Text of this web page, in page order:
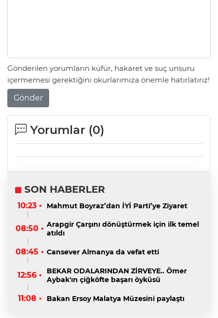
Gönderilen yorumların küfür, hakaret ve suç unsuru
içermemesi gerektiğini okurlarımıza önemle hatırlatırız!
Gönder
Yorumlar (0)
SON HABERLER
10:23 • Mahmut Boyraz’dan İYİ Parti’ye Ziyaret
08:50 • Arapgir Çarşını dönüştürmek için ilk temel
atıldı
08:45 • Cansever Almanya da vefat etti
12:56 •
BEKAR ODALARINDAN ZİRVEYE.. Ömer
Aybak'ın çiğköfte başarı öyküsü
11:08 • Bakan Ersoy Malatya Müzesini paylaştı